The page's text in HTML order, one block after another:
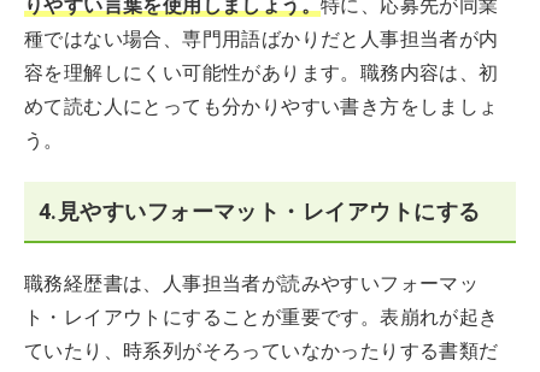
りやすい言葉を使用しましょう。特に、応募先が同業
種ではない場合、専門用語ばかりだと人事担当者が内
容を理解しにくい可能性があります。職務内容は、初
めて読む人にとっても分かりやすい書き方をしましょ
う。
4.見やすいフォーマット・レイアウトにする
職務経歴書は、人事担当者が読みやすいフォーマッ
ト・レイアウトにすることが重要です。表崩れが起き
ていたり、時系列がそろっていなかったりする書類だ